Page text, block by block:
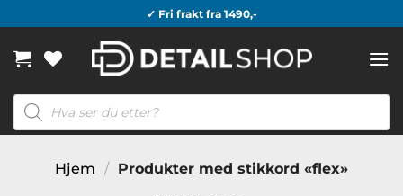
to
content
✓ Fri frakt fra 1490,-
Products
search
Hjem / Produkter med stikkord «flex»